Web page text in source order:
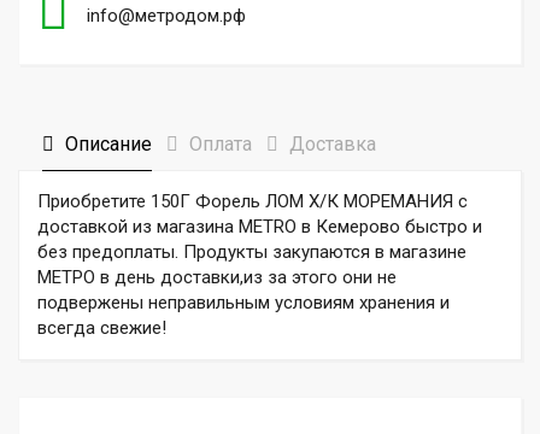
info@метродом.рф
Описание Оплата Доставка
Приобретите 150Г Форель ЛОМ Х/К МОРЕМАНИЯ с
доставкой из магазина METRO в Кемерово быстро и
без предоплаты. Продукты закупаются в магазине
МЕТРО в день доставки,из за этого они не
подвержены неправильным условиям хранения и
всегда свежие!